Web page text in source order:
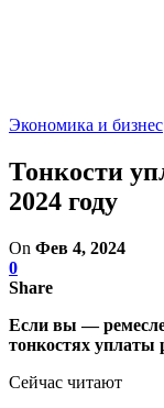
Экономика и бизнес
Тонкости
2024 году
On Фев 4, 2024
0
Share
Если вы —
тонкостях уплаты
Сейчас читают